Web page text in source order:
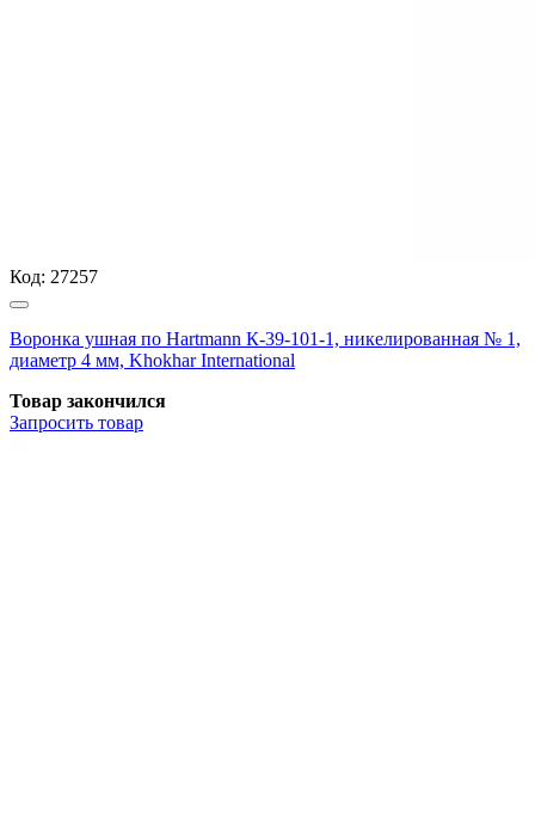
Код: 27257
Воронка ушная по Hartmann К-39-101-1, никелированная № 1,
диаметр 4 мм, Khokhar International
Товар закончился
Запросить товар